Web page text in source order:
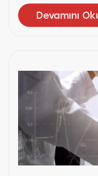
Devamını